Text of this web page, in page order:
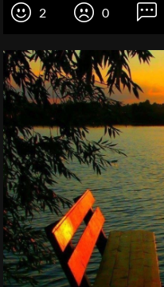
2 0